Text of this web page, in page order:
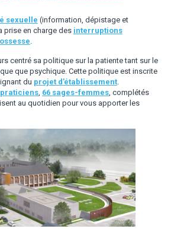
sexuelle (information, dépistage et
prise en charge des interruptions
.
centré sa politique sur la patiente tant sur le
que psychique. Cette politique est inscrite
du projet d’établissement.
praticiens, 66 sages-femmes, complétés
au quotidien pour vous apporter les